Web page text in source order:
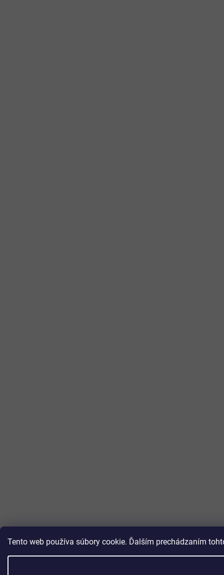
Tento web používa súbory cookie. Ďalším prechádzaním